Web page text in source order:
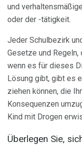
und
oder der -tätigkeit.
Jeder Schulbezirk
Gesetze und Regeln,
wenn es für dieses
Lösung gibt, gibt es
ziehen können, die
Konsequenzen
Kind mit Drogen
Überlegen Sie,